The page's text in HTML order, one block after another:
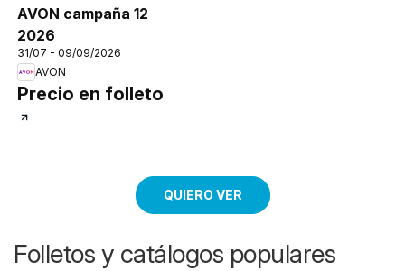
AVON campaña 12
2026
31/07 - 09/09/2026
AVON
Precio en folleto
QUIERO VER
Folletos y catálogos populares